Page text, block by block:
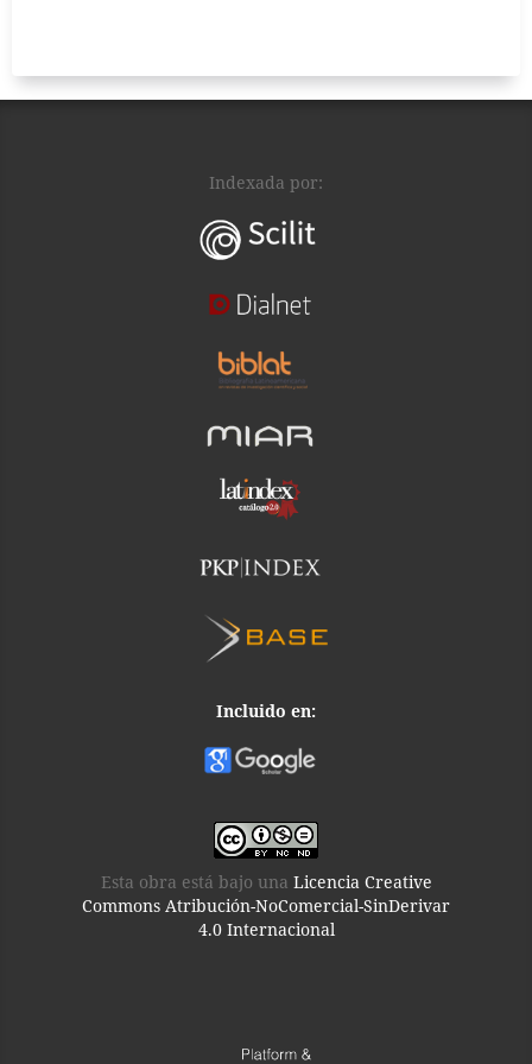
Indexada por:
Incluido en:
Esta obra está bajo una Licencia Creative
Commons Atribución-NoComercial-SinDerivar
4.0 Internacional